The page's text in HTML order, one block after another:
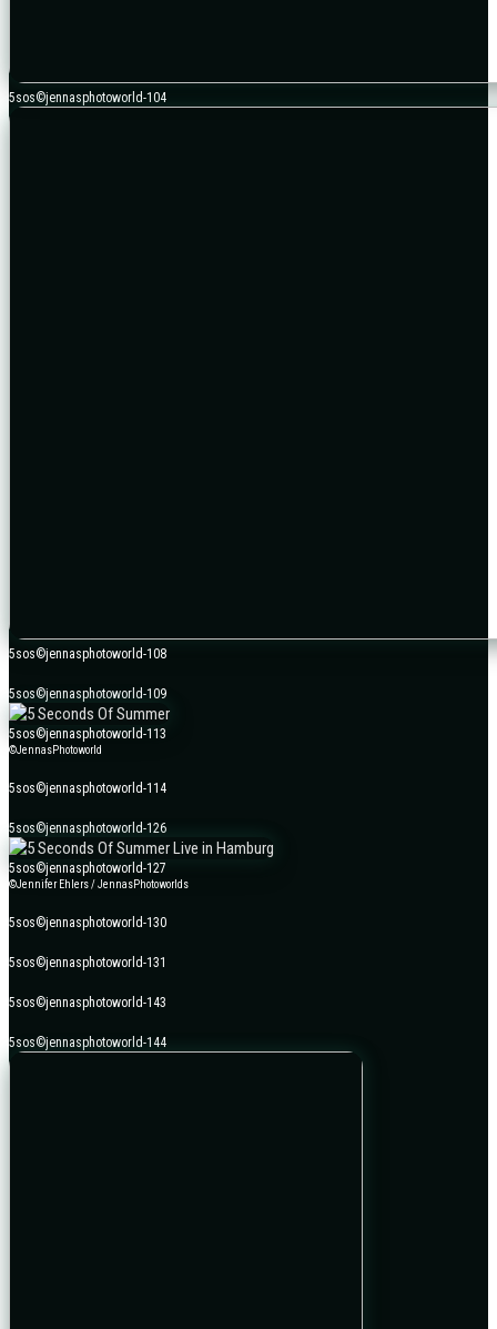
5sos©jennasphotoworld-104
5sos©jennasphotoworld-108
5sos©jennasphotoworld-109
5sos©jennasphotoworld-113
©JennasPhotoworld
5sos©jennasphotoworld-114
5sos©jennasphotoworld-126
5sos©jennasphotoworld-127
©Jennifer Ehlers / JennasPhotoworlds
5sos©jennasphotoworld-130
5sos©jennasphotoworld-131
5sos©jennasphotoworld-143
5sos©jennasphotoworld-144